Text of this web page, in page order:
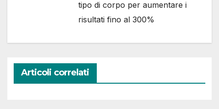
tipo di corpo per aumentare i
risultati fino al 300%
Articoli correlati